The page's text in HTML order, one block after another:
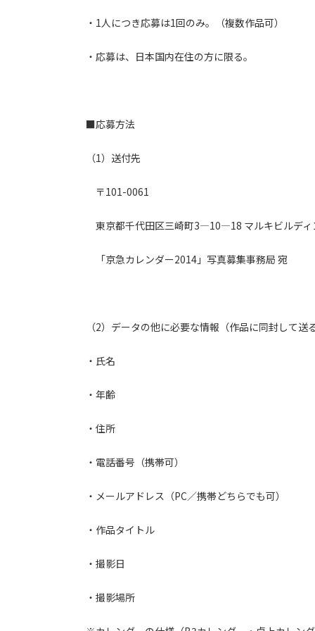
・1人につき応募は1回のみ。（複数作品可）
・応募は、日本国内在住の方に限る。
■応募方法
（1）送付先
〒101-0061
東京都千代田区三崎町3―10―18 マルキビルディ
「京急カレンダー2014」写真募集事務局 宛
（2）データの他に必要な情報（作品に同封して送
・氏名
・年齢
・住所
・電話番号（携帯可）
・メールアドレス（PC／携帯どちらでも可）
・作品タイトル
・撮影日
・撮影場所